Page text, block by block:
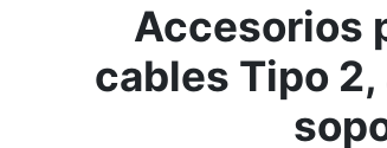
Accesorios
cables Tipo